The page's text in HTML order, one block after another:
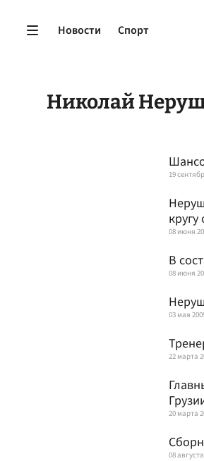
Новости Спорт
Николай
19
08 июня
В
08 июня
03 мая
22 марта
20 марта
08